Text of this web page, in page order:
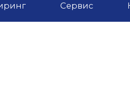
Сервис